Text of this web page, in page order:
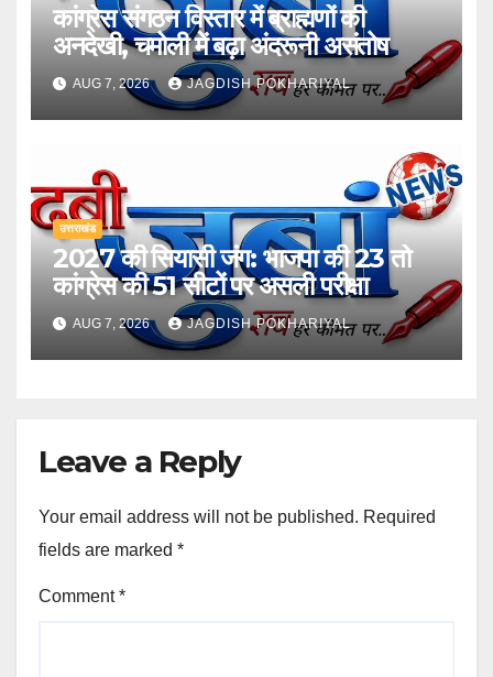
कांग्रेस संगठन विस्तार में ब्राह्मणों की
अनदेखी, चमोली में बढ़ा अंदरूनी असंतोष
AUG 7, 2026 JAGDISH POKHARIYAL
उत्तराखंड
2027 की सियासी जंग: भाजपा की 23 तो
कांग्रेस की 51 सीटों पर असली परीक्षा
AUG 7, 2026 JAGDISH POKHARIYAL
Leave a Reply
Your email address will not be published. Required
fields are marked *
Comment*